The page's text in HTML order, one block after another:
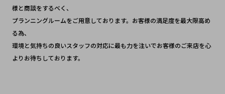
様と商談をするべく、
プランニングルームをご用意しております。お客様の満足度を最大限高め
る為、
環境と気持ちの良いスタッフの対応に最も力を注いでお客様のご来店を心
よりお待ちしております。